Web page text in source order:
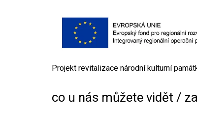
Projekt revitalizace národní kulturní
co u nás můžete vidět /